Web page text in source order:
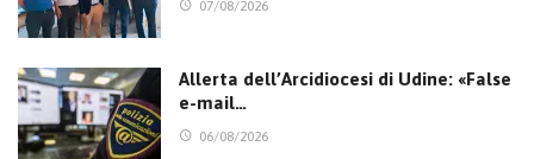
07/08/2026
Allerta dell’Arcidiocesi di Udine: «False
e-mail…
06/08/2026